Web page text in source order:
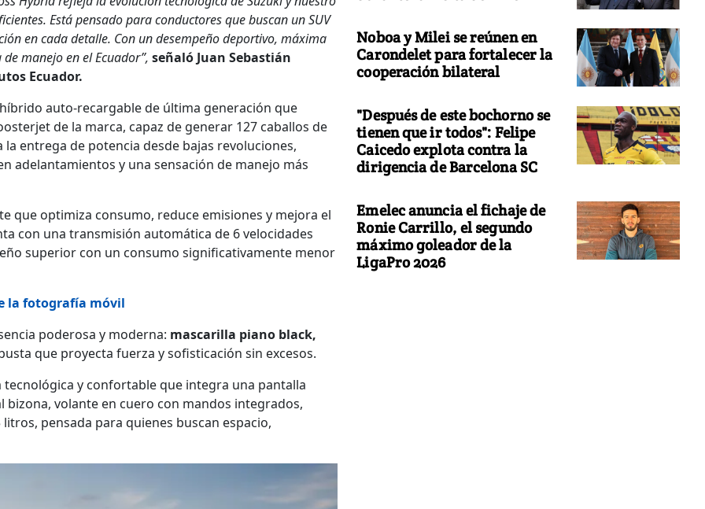
Está pensado para conductores que buscan un SUV
en cada detalle. Con un desempeño deportivo, máxima
manejo en el Ecuador”, señaló Juan Sebastián
Ecuador.
auto-recargable de última generación que
de la marca, capaz de generar 127 caballos de
entrega de potencia desde bajas revoluciones,
adelantamientos y una sensación de manejo más
que optimiza consumo, reduce emisiones y mejora el
con una transmisión automática de 6 velocidades
superior con un consumo significativamente menor
la fotografía móvil
poderosa y moderna: mascarilla piano black,
que proyecta fuerza y sofisticación sin excesos.
y confortable que integra una pantalla
volante en cuero con mandos integrados,
pensada para quienes buscan espacio,
Noboa y Milei se reúnen en
Carondelet para fortalecer la
cooperación bilateral
"Después de este bochorno se
tienen que ir todos": Felipe
Caicedo explota contra la
dirigencia de Barcelona SC
Emelec anuncia el fichaje de
Ronie Carrillo, el segundo
máximo goleador de la
LigaPro 2026